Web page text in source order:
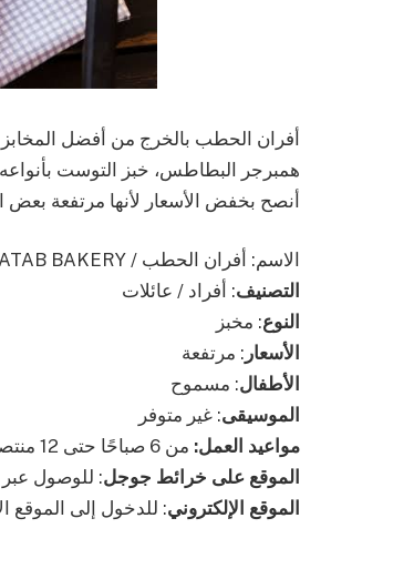
أفران الحطب بالخرج من أفضل المخابز
أنصح بخفض الأسعار لأنها مرتفعة بعض
الاسم: أفران الحطب / ALHATAB BAKERY
التصنيف: أفراد / عائلات
النوع: مخبز
الأسعار : مرتفعة
الأطفال: مسموح
الموسيقى: غير متوفر
مواعيد العمل: من 6 صباحًا حتى 12 منتصف الليل
الموقع على خرائط جوجل: للوصول
الموقع الإلكتروني: للدخول إلى الموقع